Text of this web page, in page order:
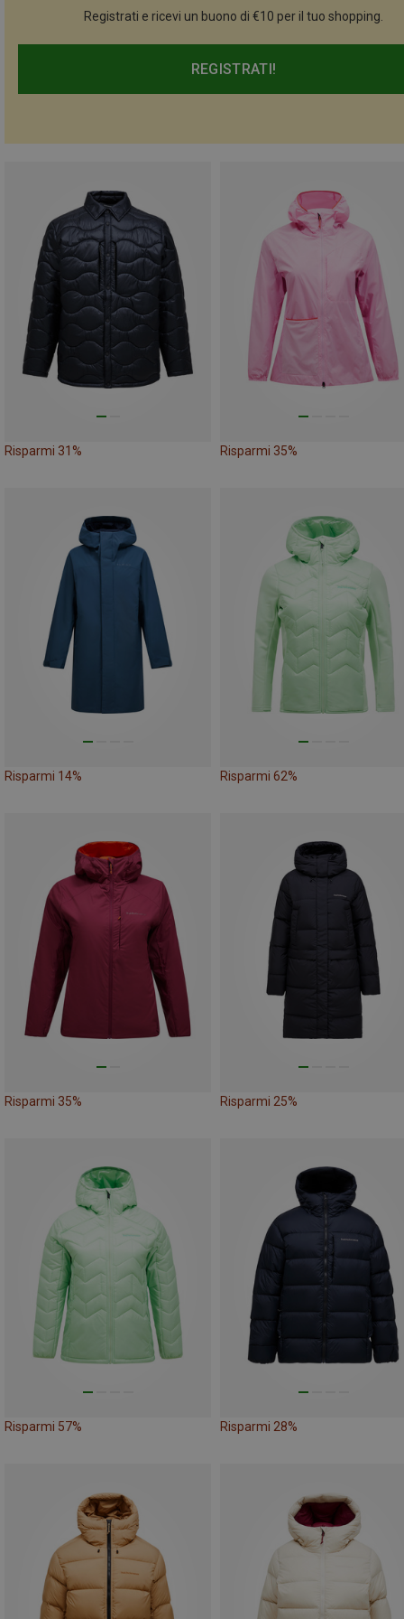
Registrati e ricevi un buono di €10 per il tuo shopping.
REGISTRATI!
Risparmi 31% Risparmi 35%
Risparmi 14% Risparmi 62%
Risparmi 35% Risparmi 25%
Risparmi 57% Risparmi 28%